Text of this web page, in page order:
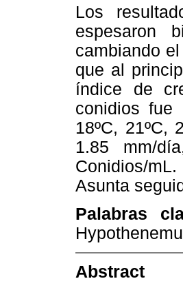
Los
espesaron
cambiando
que al
índice de
conidios fue
18ºC,
1.85 mm/
Conidios/
Asunta
Palabras
Abstract